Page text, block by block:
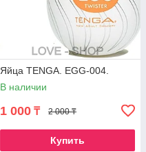
Яйца TENGA. EGG-004.
В наличии
1 000 ₸ 2 000 ₸
Купить